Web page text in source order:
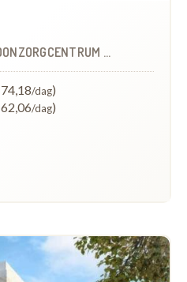
(WZC)
/dag)
/dag)